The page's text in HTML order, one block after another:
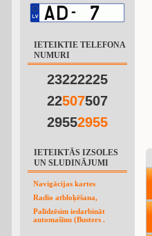
IETEIKTIE TELEFONA
NUMURI
23222225
22507507
29552955
IETEIKTĀS IZSOLES
UN SLUDINĀJUMI
Navigācijas kartes
Radio atbloķēšana,
Palīdzēsim iedarbināt
automašīnu (Busters .